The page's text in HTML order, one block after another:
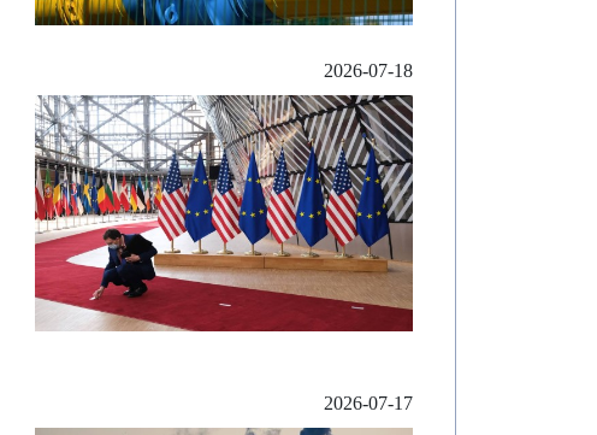
2026-07-18
2026-07-17